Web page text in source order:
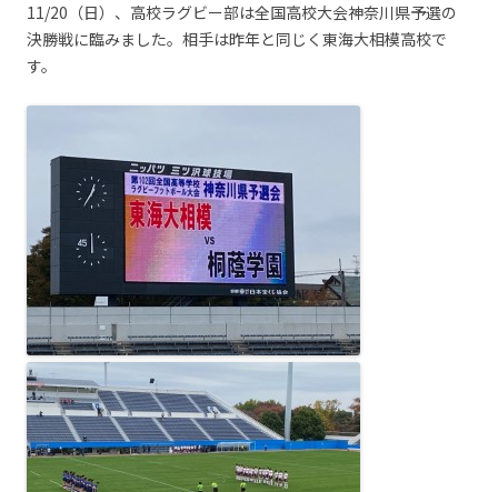
11/20（日）、高校ラグビー部は全国高校大会神奈川県予選の
決勝戦に臨みました。相手は昨年と同じく東海大相模高校で
す。